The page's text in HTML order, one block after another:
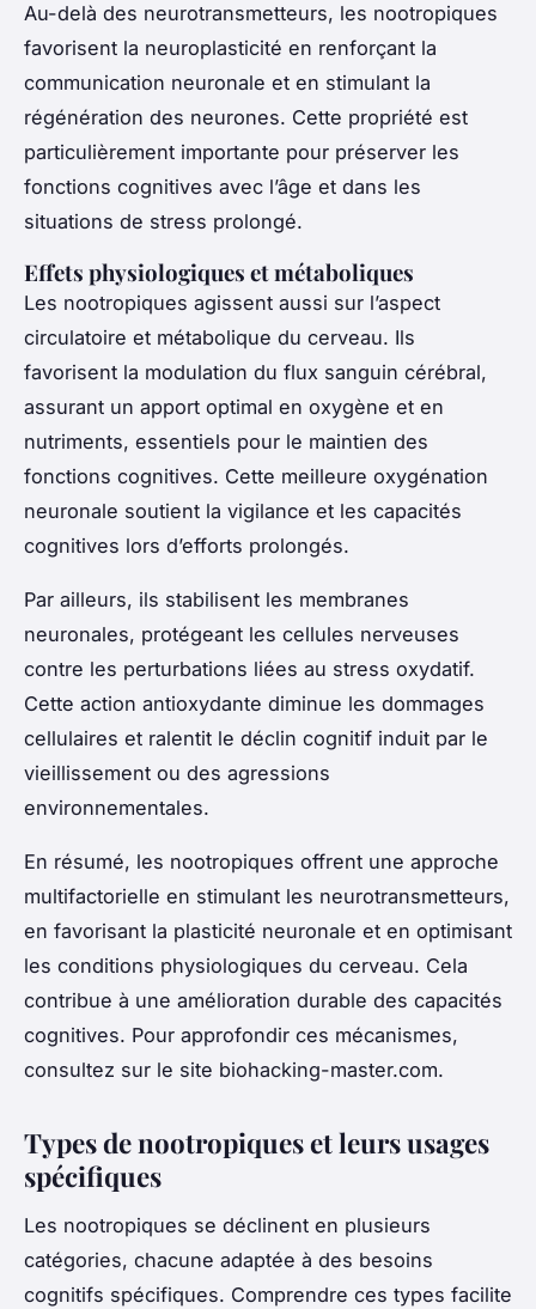
Au-delà des neurotransmetteurs, les nootropiques
favorisent la neuroplasticité en renforçant la
communication neuronale et en stimulant la
régénération des neurones. Cette propriété est
particulièrement importante pour préserver les
fonctions cognitives avec l’âge et dans les
situations de stress prolongé.
Effets physiologiques et métaboliques
Les nootropiques agissent aussi sur l’aspect
circulatoire et métabolique du cerveau. Ils
favorisent la modulation du flux sanguin cérébral,
assurant un apport optimal en oxygène et en
nutriments, essentiels pour le maintien des
fonctions cognitives. Cette meilleure oxygénation
neuronale soutient la vigilance et les capacités
cognitives lors d’efforts prolongés.
Par ailleurs, ils stabilisent les membranes
neuronales, protégeant les cellules nerveuses
contre les perturbations liées au stress oxydatif.
Cette action antioxydante diminue les dommages
cellulaires et ralentit le déclin cognitif induit par le
vieillissement ou des agressions
environnementales.
En résumé, les nootropiques offrent une approche
multifactorielle en stimulant les neurotransmetteurs,
en favorisant la plasticité neuronale et en optimisant
les conditions physiologiques du cerveau. Cela
contribue à une amélioration durable des capacités
cognitives. Pour approfondir ces mécanismes,
consultez sur le site biohacking-master.com.
Types de nootropiques et leurs usages
spécifiques
Les nootropiques se déclinent en plusieurs
catégories, chacune adaptée à des besoins
cognitifs spécifiques. Comprendre ces types facilite